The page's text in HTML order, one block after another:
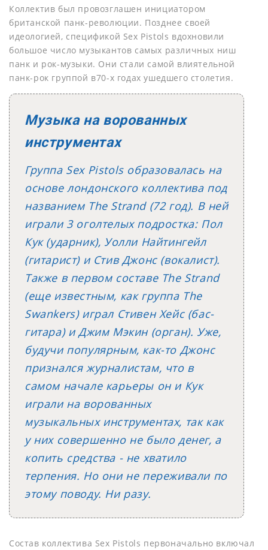
Коллектив был провозглашен инициатором
британской панк-революции. Позднее своей
идеологией, спецификой Sex Pistols вдохновили
большое число музыкантов самых различных ниш
панк и рок-музыки. Они стали самой влиятельной
панк-рок группой в70-х годах ушедшего столетия.
Музыка на ворованных
инструментах
Группа Sex Pistols образовалась на
основе лондонского коллектива под
названием The Strand (72 год). В ней
играли 3 оголтелых подростка: Пол
Кук (ударник), Уолли Найтингейл
(гитарист) и Стив Джонс (вокалист).
Также в первом составе The Strand
(еще известным, как группа The
Swankers) играл Стивен Хейс (бас-
гитара) и Джим Мэкин (орган). Уже,
будучи популярным, как-то Джонс
признался журналистам, что в
самом начале карьеры он и Кук
играли на ворованных
музыкальных инструментах, так как
у них совершенно не было денег, а
копить средства - не хватило
терпения. Но они не переживали по
этому поводу. Ни разу.
Состав коллектива Sex Pistols первоначально включал